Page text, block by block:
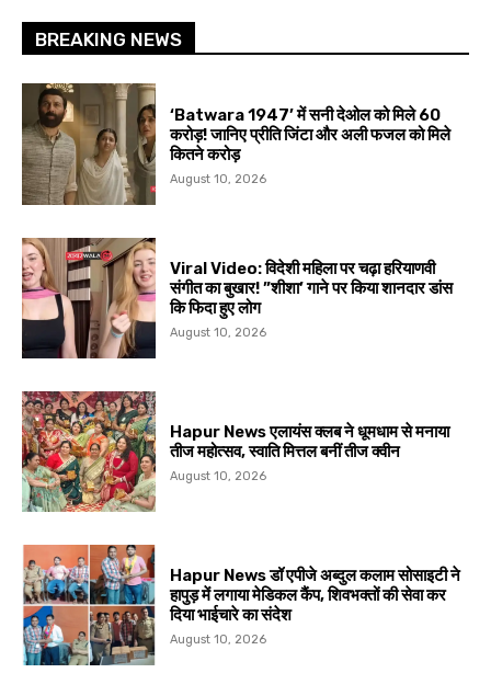
BREAKING NEWS
‘Batwara 1947’ में सनी देओल को मिले ₹60
करोड़! जानिए प्रीति जिंटा और अली फजल को मिले
कितने करोड़
August 10, 2026
Viral Video: विदेशी महिला पर चढ़ा हरियाणवी
संगीत का बुखार! ”शीशा’ गाने पर किया शानदार डांस
कि फिदा हुए लोग
August 10, 2026
Hapur News एलायंस क्लब ने धूमधाम से मनाया
तीज महोत्सव, स्वाति मित्तल बनीं तीज क्वीन
August 10, 2026
Hapur News डॉ एपीजे अब्दुल कलाम सोसाइटी ने
हापुड़ में लगाया मेडिकल कैंप, शिवभक्तों की सेवा कर
दिया भाईचारे का संदेश
August 10, 2026